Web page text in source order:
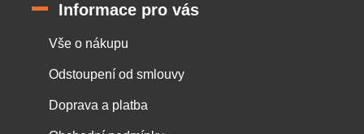
Informace pro vás
Vše o nákupu
Odstoupení od smlouvy
Doprava a platba